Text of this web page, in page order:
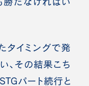
タイミングで発
、その結果こち
パート続行と